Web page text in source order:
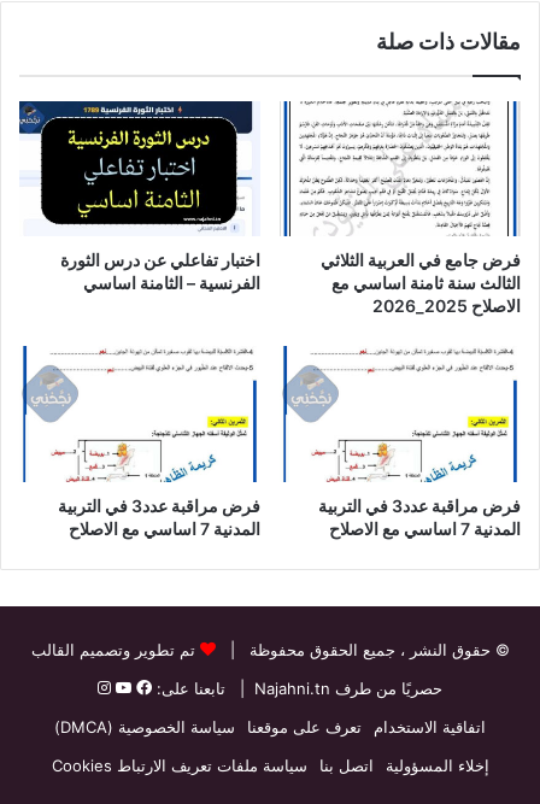
مقالات ذات صلة
فرض جامع في العربية الثلاثي
الثالث سنة ثامنة اساسي مع
الاصلاح 2025_2026
اختبار تفاعلي عن درس الثورة
الفرنسية – الثامنة اساسي
فرض مراقبة عدد3 في التربية
المدنية 7 اساسي مع الاصلاح
فرض مراقبة عدد3 في التربية
المدنية 7 اساسي مع الاصلاح
© حقوق النشر ، جميع الحقوق محفوظة |
تم تطوير وتصميم القالب
حصريًا من طرف Najahni.tn | تابعنا على:
اتفاقية الاستخدام
تعرف على موقعنا
سياسة الخصوصية (DMCA)
إخلاء المسؤولية
اتصل بنا سياسة ملفات تعريف الارتباط Cookies